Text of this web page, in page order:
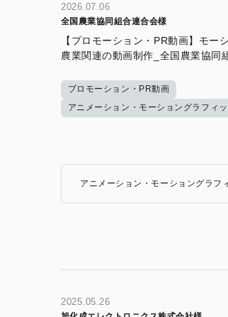
2026.07.06
全国農業協同組合連合会様
【プロモーション・PR動画】モー
農業関連の動画制作_全国農業協同
プロモーション・PR動画
アニメーション・モーショングラフィ
アニメーション・モーショングラフ
2025.05.26